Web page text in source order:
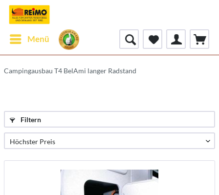
Menü
Campingausbau T4 BelAmi langer Radstand
Filtern